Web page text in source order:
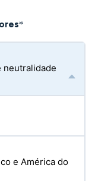
*
neutralidade
e América do